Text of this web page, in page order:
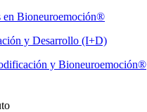
en Bioneuroemoción®
y Desarrollo (I+D)
y Bioneuroemoción®